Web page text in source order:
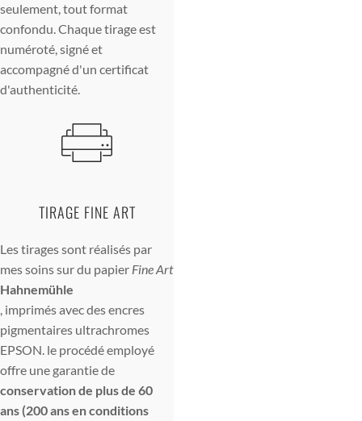
seulement, tout format
confondu. Chaque tirage est
numéroté, signé et
accompagné d'un certificat
d'authenticité.
TIRAGE FINE ART
Les tirages sont réalisés par
mes soins sur du papier Fine Art
Hahnemühle
, imprimés avec des encres
pigmentaires ultrachromes
EPSON. le procédé employé
offre une garantie de
conservation de plus de 60
ans (200 ans en conditions